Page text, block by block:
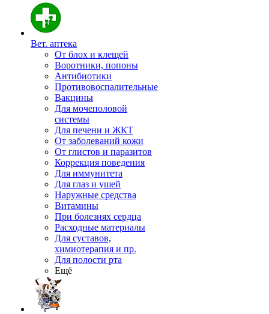
Вет. аптека
От блох и клещей
Воротники, попоны
Антибиотики
Противовоспалительные
Вакцины
Для мочеполовой
системы
Для печени и ЖКТ
От заболеваний кожи
От глистов и паразитов
Коррекция поведения
Для иммунитета
Для глаз и ушей
Наружные средства
Витамины
При болезнях сердца
Расходные материалы
Для суставов,
химиотерапия и пр.
Для полости рта
Ещё